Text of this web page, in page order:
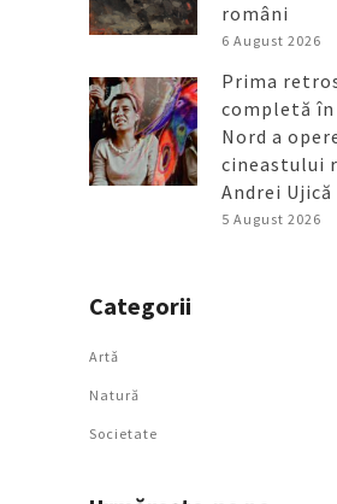
români
6 August 2026
Prima
completă în
Nord a
cineastului
Andrei Ujică
5 August 2026
Categorii
Artǎ
Natură
Societate